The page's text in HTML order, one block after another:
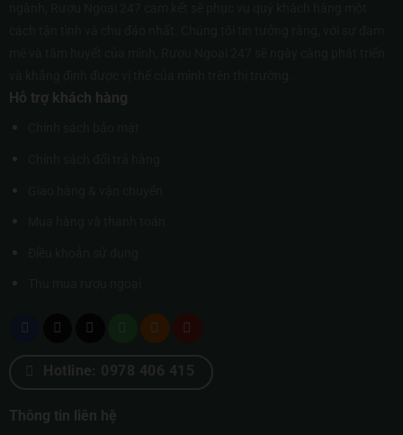
Hỗ trợ khách hàng
Hotline: 0978 406 415
Thông tin liên hệ